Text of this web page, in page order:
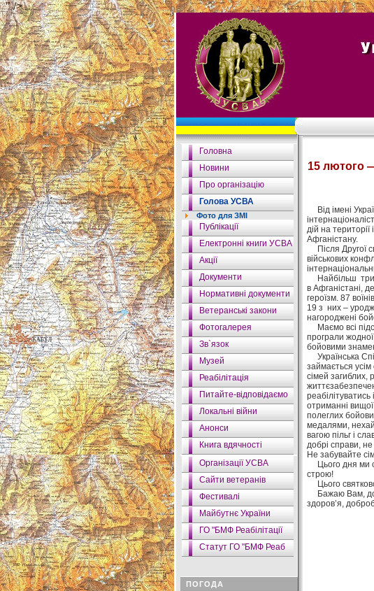
" />
Головна
Новини
Про організацію
Голова УСВА
Фото для ЗМІ
Публікації
Електронні книги УСВА
Акції
Документи
Нормативні документи
Ветеранські закони
Фотогалерея
Зв`язок
Музей
Реабілітація
Питайте-відповідаємо
Локальні війни
Анонси
Книга вдячності
Організації УСВА
Сайти ветеранів
Фестивалі
Майбутнє України
ГО "БМФ Реабілітації
Статут ГО "БМФ Реаб
ПОГОДА
15 лютого
Від імені
дій на
Афганістану.
Після Другої
військових
Найбільш
в Афганістані,
героїзм. 87
19 з них –
нагороджені
Маємо всі
програли жодної
бойовими
Українська
займається усім
сімей загиблих,
отриманні вищої
полеглих
медалями,
вагою пільг і
добрі справи,
Не забувайте
Цього дня ми
строю!
Цього
Бажаю Вам,
здоров’я,